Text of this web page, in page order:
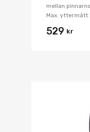
mellan
Max. yttermått
529 kr